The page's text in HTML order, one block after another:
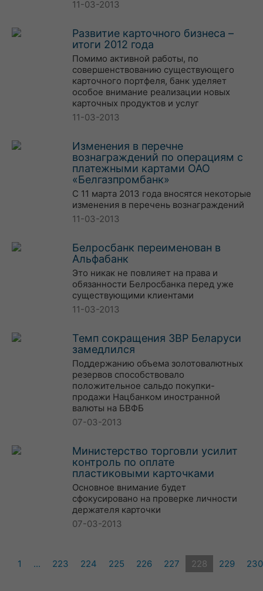
11-03-2013
Развитие карточного бизнеса –
итоги 2012 года
Помимо активной работы, по
совершенствованию существующего
карточного портфеля, банк уделяет
особое внимание реализации новых
карточных продуктов и услуг
11-03-2013
Изменения в перечне
вознаграждений по операциям с
платежными картами ОАО
«Белгазпромбанк»
С 11 марта 2013 года вносятся некоторые
изменения в перечень вознаграждений
11-03-2013
Белросбанк переименован в
Альфабанк
Это никак не повлияет на права и
обязанности Белросбанка перед уже
существующими клиентами
11-03-2013
Темп сокращения ЗВР Беларуси
замедлился
Поддержанию объема золотовалютных
резервов способствовало
положительное сальдо покупки-
продажи Нацбанком иностранной
валюты на БВФБ
07-03-2013
Министерство торговли усилит
контроль по оплате
пластиковыми карточками
Основное внимание будет
сфокусировано на проверке личности
держателя карточки
07-03-2013
1 ... 223 224 225 226 227 228 229 230